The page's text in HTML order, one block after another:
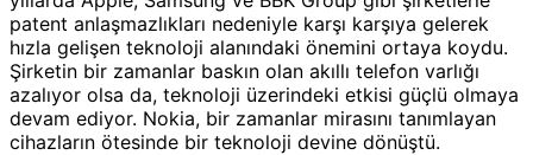
patent anlaşmazlıkları nedeniyle karşı karşıya gelerek
hızla gelişen teknoloji alanındaki önemini ortaya koydu.
Şirketin bir zamanlar baskın olan akıllı telefon varlığı
azalıyor olsa da, teknoloji üzerindeki etkisi güçlü olmaya
devam ediyor. Nokia, bir zamanlar mirasını tanımlayan
cihazların ötesinde bir teknoloji devine dönüştü.